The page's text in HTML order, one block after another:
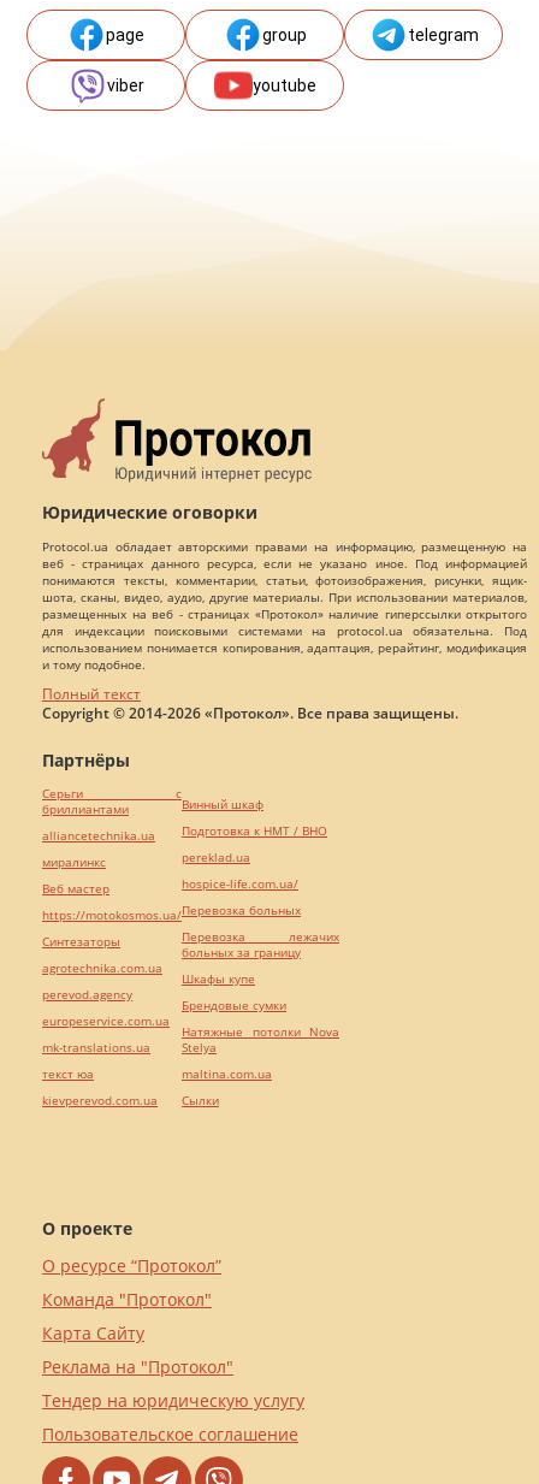
page group telegram
viber youtube
Юридические оговорки
Protocol.ua обладает авторскими правами на информацию, размещенную на
веб - страницах данного ресурса, если не указано иное. Под информацией
понимаются тексты, комментарии, статьи, фотоизображения, рисунки, ящик-
шота, сканы, видео, аудио, другие материалы. При использовании материалов,
размещенных на веб - страницах «Протокол» наличие гиперссылки открытого
для индексации поисковыми системами на protocol.ua обязательна. Под
использованием понимается копирования, адаптация, рерайтинг, модификация
и тому подобное.
Полный текст
Copyright © 2014-2026 «Протокол». Все права защищены.
О проекте
О ресурсе “Протокол”
Команда "Протокол"
Карта Сайту
Реклама на "Протокол"
Тендер на юридическую услугу
Пользовательское соглашение
Партнёры
Серьги с
бриллиантами
alliancetechnika.ua
миралинкс
Веб мастер
https://motokosmos.ua/
Синтезаторы
agrotechnika.com.ua
perevod.agency
europeservice.com.ua
mk-translations.ua
текст юа
kievperevod.com.ua
Винный шкаф
Подготовка к НМТ / ВНО
pereklad.ua
hospice-life.com.ua/
Перевозка больных
Перевозка лежачих
больных за границу
Шкафы купе
Брендовые сумки
Натяжные потолки Nova
Stelya
maltina.com.ua
Cылки